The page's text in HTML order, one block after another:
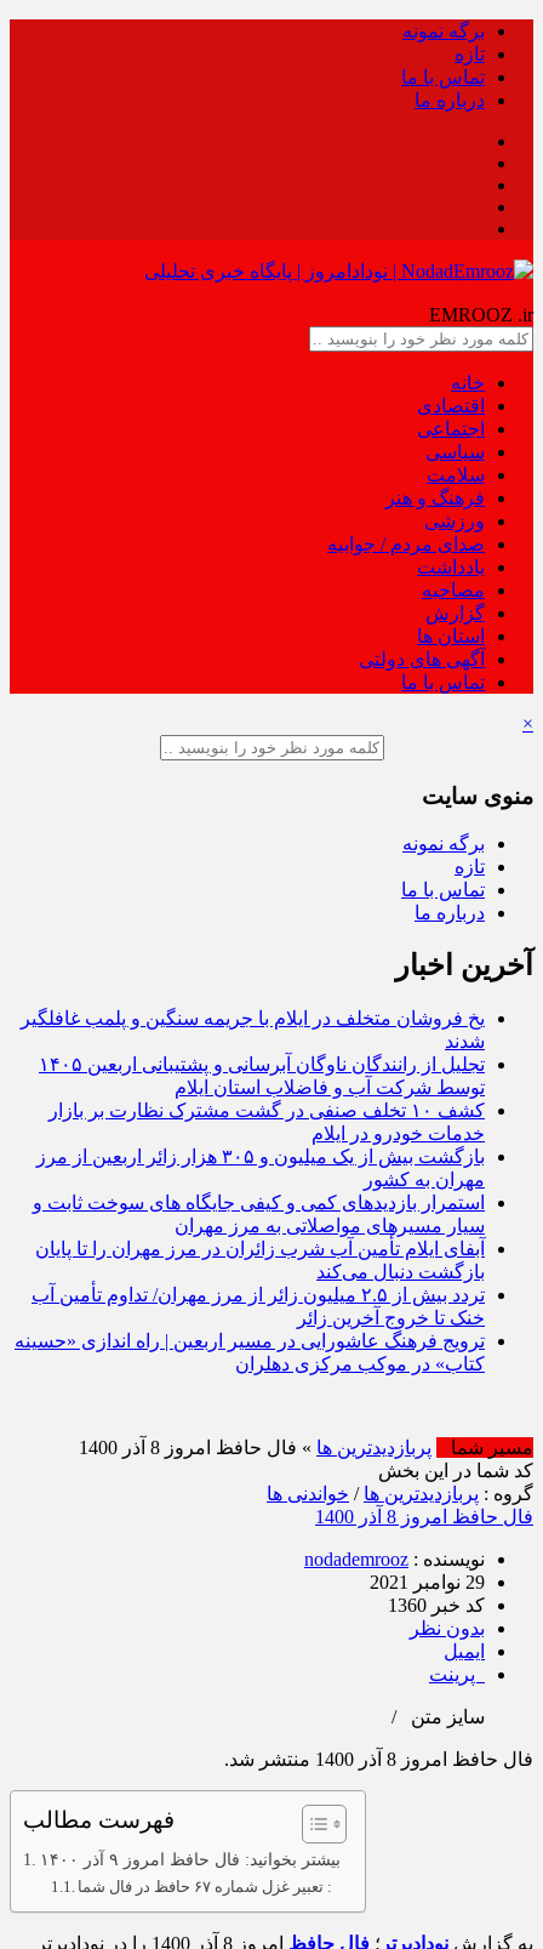
برگه نمونه
تازه
تماس با ما
درباره ما
EMROOZ .ir
خانه
اقتصادی
اجتماعی
سیاسی
سلامت
فرهنگ و هنر
ورزشی
صدای مردم / جوابیه
یادداشت
مصاحبه
گزارش
استان ها
آگهی های دولتی
تماس با ما
×
منوی سایت
برگه نمونه
تازه
تماس با ما
درباره ما
آخرین اخبار
یخ‌ فروشان متخلف در ایلام با جریمه سنگین و پلمب غافلگیر
شدند
تجلیل از رانندگان ناوگان آبرسانی و پشتیبانی اربعین ۱۴۰۵
توسط شرکت آب و فاضلاب استان ایلام
کشف ۱۰ تخلف صنفی در گشت مشترک نظارت بر بازار
خدمات خودرو در ایلام
بازگشت بیش از یک میلیون و ۳۰۵ هزار زائر اربعین از مرز
مهران به کشور
استمرار بازدیدهای کمی و کیفی جایگاه‌ های سوخت ثابت و
سیار مسیرهای مواصلاتی به مرز مهران
آبفای ایلام تأمین آب شرب زائران در مرز مهران را تا پایان
بازگشت دنبال می‌کند
تردد بیش از ۲.۵ میلیون زائر از مرز مهران/ تداوم تأمین آب
خنک تا خروج آخرین زائر
ترویج فرهنگ عاشورایی در مسیر اربعین | راه‌ اندازی «حسینه
کتاب» در موکب مرکزی دهلران
مسیر شما پربازدیدترین ها » فال حافظ امروز 8 آذر 1400
کد شما در این بخش
گروه : پربازدیدترین ها / خواندنی ها
فال حافظ امروز 8 آذر 1400
نویسنده : nodademrooz
29 نوامبر 2021
کد خبر 1360
بدون نظر
ایمیل
پرینت
سایز متن /
فال حافظ امروز 8 آذر 1400 منتشر شد.
فهرست مطالب
بیشتر بخوانید: فال حافظ امروز ۹ آذر ۱۴۰۰
تعبیر غزل شماره ۶۷ حافظ در فال شما :
به گزارش نودادبرتر ؛ فال حافظ
امروز 8 آذر 1400 را در نودادبرتر